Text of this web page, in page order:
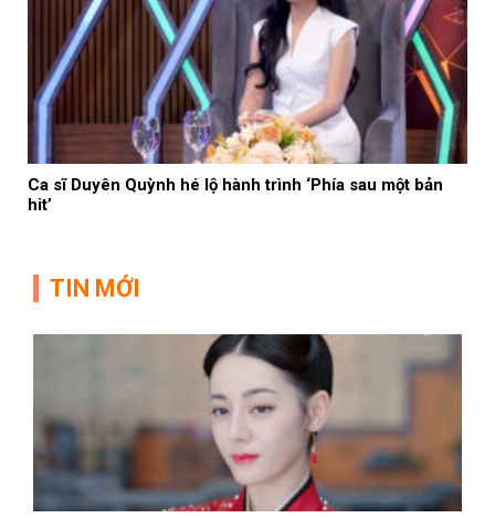
Ca sĩ Duyên Quỳnh hé lộ hành trình ‘Phía sau một bản
hit’
TIN MỚI